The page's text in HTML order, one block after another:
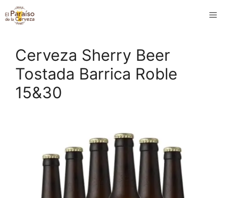
Saltar
al
Cerveza Sherry Beer
Tostada Barrica Roble
15&30